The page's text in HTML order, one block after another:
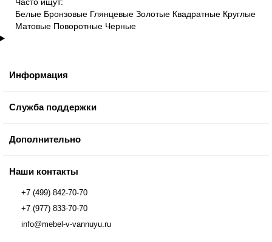
Белые Бронзовые Глянцевые Золотые Квадратные Круглые
Матовые Поворотные Черные
Информация
Служба поддержки
Дополнительно
Наши контакты
+7 (499) 842-70-70
+7 (977) 833-70-70
info@mebel-v-vannuyu.ru